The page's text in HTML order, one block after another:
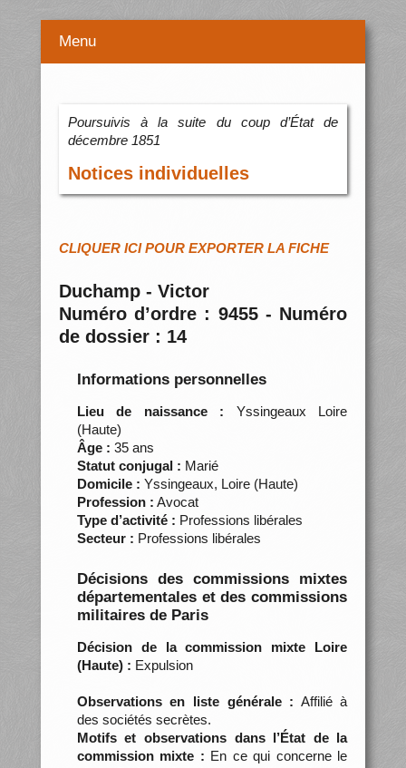
Menu
Poursuivis à la suite du coup d’État de
décembre 1851
Notices individuelles
CLIQUER ICI POUR EXPORTER LA FICHE
Duchamp - Victor
Numéro d’ordre : 9455 - Numéro
de dossier : 14
Informations personnelles
Lieu de naissance : Yssingeaux Loire
(Haute)
Âge : 35 ans
Statut conjugal : Marié
Domicile : Yssingeaux, Loire (Haute)
Profession : Avocat
Type d’activité : Professions libérales
Secteur : Professions libérales
Décisions des commissions mixtes
départementales et des commissions
militaires de Paris
Décision de la commission mixte Loire
(Haute) : Expulsion
Observations en liste générale : Affilié à
des sociétés secrètes.
Motifs et observations dans l’État de la
commission mixte : En ce qui concerne le